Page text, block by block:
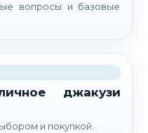
вопросы и базовые
джакузи
и покупкой.